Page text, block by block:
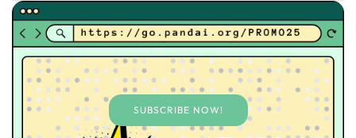
SUBSCRIBE NOW!